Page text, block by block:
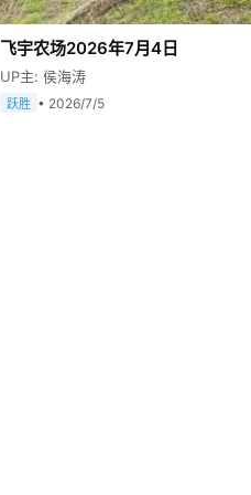
飞宇农场2026年7月4日
UP主: 侯海涛
跃胜 • 2026/7/5